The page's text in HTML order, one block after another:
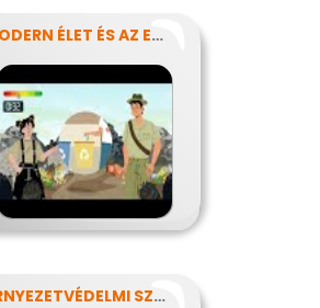
A MODERN ÉLET ÉS AZ ENERGIA
KÖRNYEZETVÉDELMI SZUPERHŐSÖK